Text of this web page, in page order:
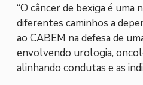
“O câncer de bexiga é
diferentes caminhos a
ao CABEM na defesa de
envolvendo urologia,
alinhando condutas e as